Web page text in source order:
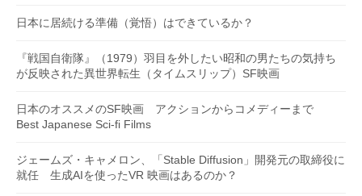
日本に居続ける準備（覚悟）はできているか？
『戦国自衛隊』（1979）羽目を外したい昭和の男たちの気持ち
が反映された異世界転生（タイムスリップ）SF映画
日本のオススメのSF映画 アクションからコメディーまで
Best Japanese Sci-fi Films
ジェームズ・キャメロン、「Stable Diffusion」開発元の取締役に
就任 生成AIを使ったVR 映画はあるのか？